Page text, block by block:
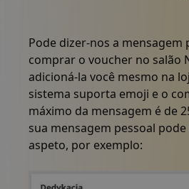
Pode dizer-nos a mensagem
comprar o voucher no salão
adicioná-la você mesmo na
sistema suporta emoji e o
máximo da mensagem é de
sua mensagem pessoal
aspeto, por exemplo: